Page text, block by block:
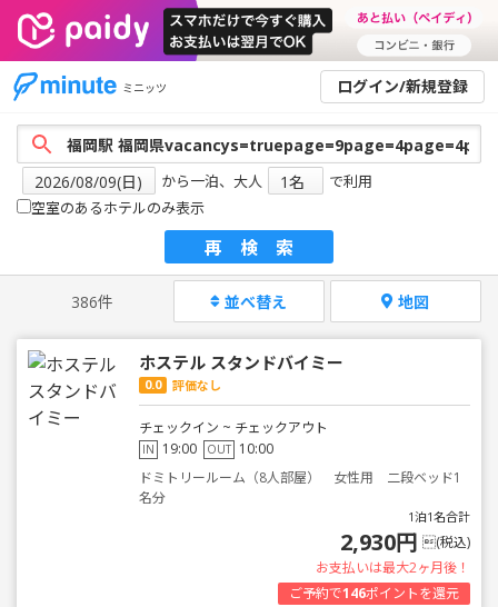
ミニッツ ログイン/新規登録
から一泊、大人
で利用
空室のあるホテルのみ表示
再検索
386件 並べ替え 地図
ホステル スタンドバイミー
0.0 評価なし
チェックイン ~ チェックアウト
IN 19:00 OUT 10:00
ドミトリールーム（8人部屋） 女性用 二段ベッド1
名分
1泊1名合計
2,930円 (税込)
お支払いは最大2ヶ月後！
ご予約で146ポイントを還元